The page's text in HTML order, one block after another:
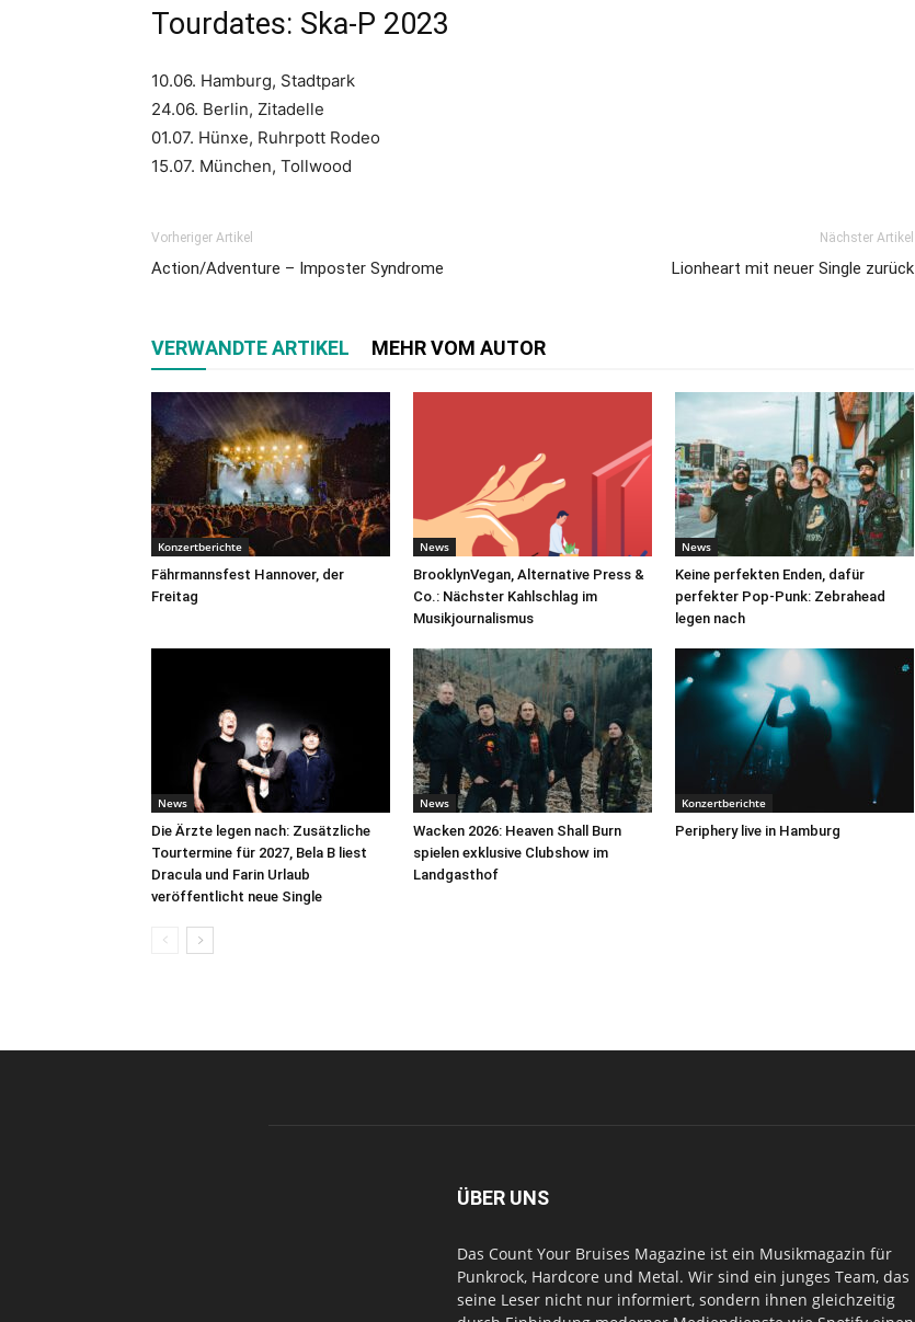
Tourdates: Ska-P 2023
10.06. Hamburg, Stadtpark
24.06. Berlin, Zitadelle
01.07. Hünxe, Ruhrpott Rodeo
15.07. München, Tollwood
Vorheriger Artikel
Action/Adventure – Imposter Syndrome
Nächster Artikel
Lionheart mit neuer Single zurück
VERWANDTE ARTIKEL MEHR VOM AUTOR
Konzertberichte
Fährmannsfest Hannover, der
Freitag
News
BrooklynVegan, Alternative Press &
Co.: Nächster Kahlschlag im
Musikjournalismus
News
Keine perfekten Enden, dafür
perfekter Pop-Punk: Zebrahead
legen nach
News
Die Ärzte legen nach: Zusätzliche
Tourtermine für 2027, Bela B liest
Dracula und Farin Urlaub
veröffentlicht neue Single
News
Wacken 2026: Heaven Shall Burn
spielen exklusive Clubshow im
Landgasthof
Konzertberichte
Periphery live in Hamburg
ÜBER UNS
Das Count Your Bruises Magazine ist ein Musikmagazin für
Punkrock, Hardcore und Metal. Wir sind ein junges Team, das
seine Leser nicht nur informiert, sondern ihnen gleichzeitig